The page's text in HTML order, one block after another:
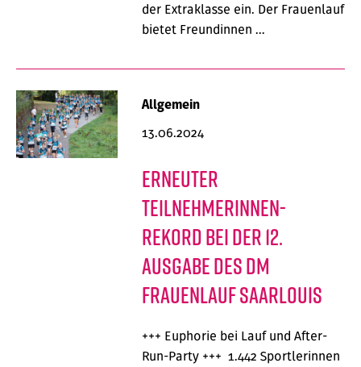
der Extraklasse ein. Der Frauenlauf
bietet Freundinnen …
Allgemein
13.06.2024
Erneuter
Teilnehmerinnen-
Rekord bei der 12.
Ausgabe des dm
Frauenlauf Saarlouis
+++ Euphorie bei Lauf und After-
Run-Party +++ 1.442 Sportlerinnen